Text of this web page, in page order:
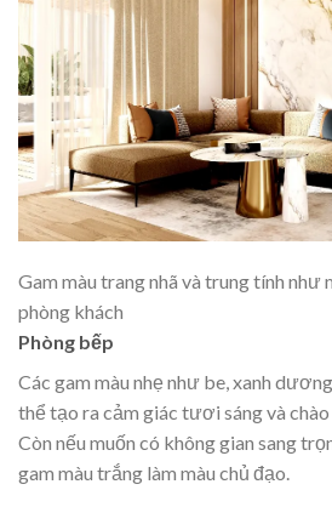
Gam màu trang nhã và trung tính như
phòng khách
Phòng bếp
Các gam màu nhẹ như be, xanh
thể tạo ra cảm giác tươi sáng và
Còn nếu muốn có không gian sang
gam màu trắng làm màu chủ đạo.